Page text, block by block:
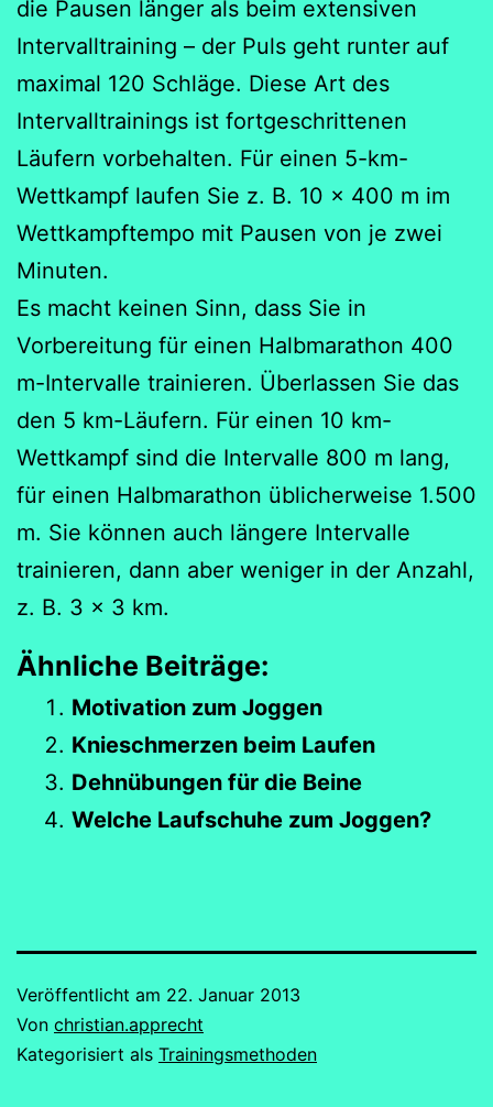
die Pausen länger als beim extensiven
Intervalltraining – der Puls geht runter auf
maximal 120 Schläge. Diese Art des
Intervalltrainings ist fortgeschrittenen
Läufern vorbehalten. Für einen 5-km-
Wettkampf laufen Sie z. B. 10 x 400 m im
Wettkampftempo mit Pausen von je zwei
Minuten.
Es macht keinen Sinn, dass Sie in
Vorbereitung für einen Halbmarathon 400
m-Intervalle trainieren. Überlassen Sie das
den 5 km-Läufern. Für einen 10 km-
Wettkampf sind die Intervalle 800 m lang,
für einen Halbmarathon üblicherweise 1.500
m. Sie können auch längere Intervalle
trainieren, dann aber weniger in der Anzahl,
z. B. 3 x 3 km.
Ähnliche Beiträge:
Motivation zum Joggen
Knieschmerzen beim Laufen
Dehnübungen für die Beine
Welche Laufschuhe zum Joggen?
Veröffentlicht am 22. Januar 2013
Von christian.apprecht
Kategorisiert als Trainingsmethoden